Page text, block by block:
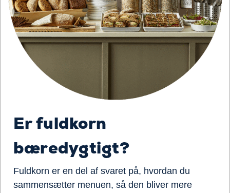
Er fuldkorn
bæredygtigt?
Fuldkorn er en del af svaret på, hvordan du
sammensætter menuen, så den bliver mere